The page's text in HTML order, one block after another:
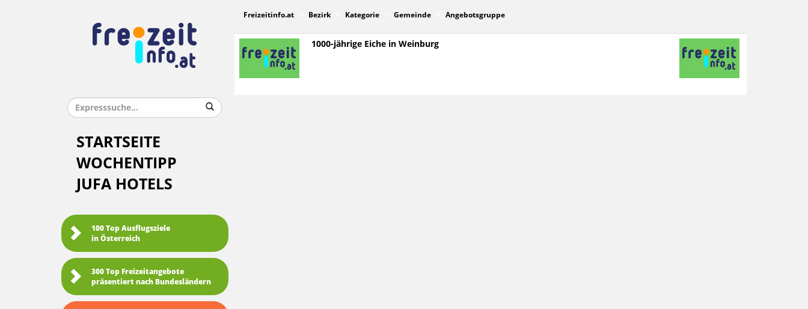
STARTSEITE
WOCHENTIPP
JUFA HOTELS
100 Top Ausflugsziele
in Österreich
300 Top Freizeitangebote
präsentiert nach Bundesländern
Freizeitinfo.at Bezirk Kategorie Gemeinde Angebotsgruppe
1000-jährige Eiche in Weinburg